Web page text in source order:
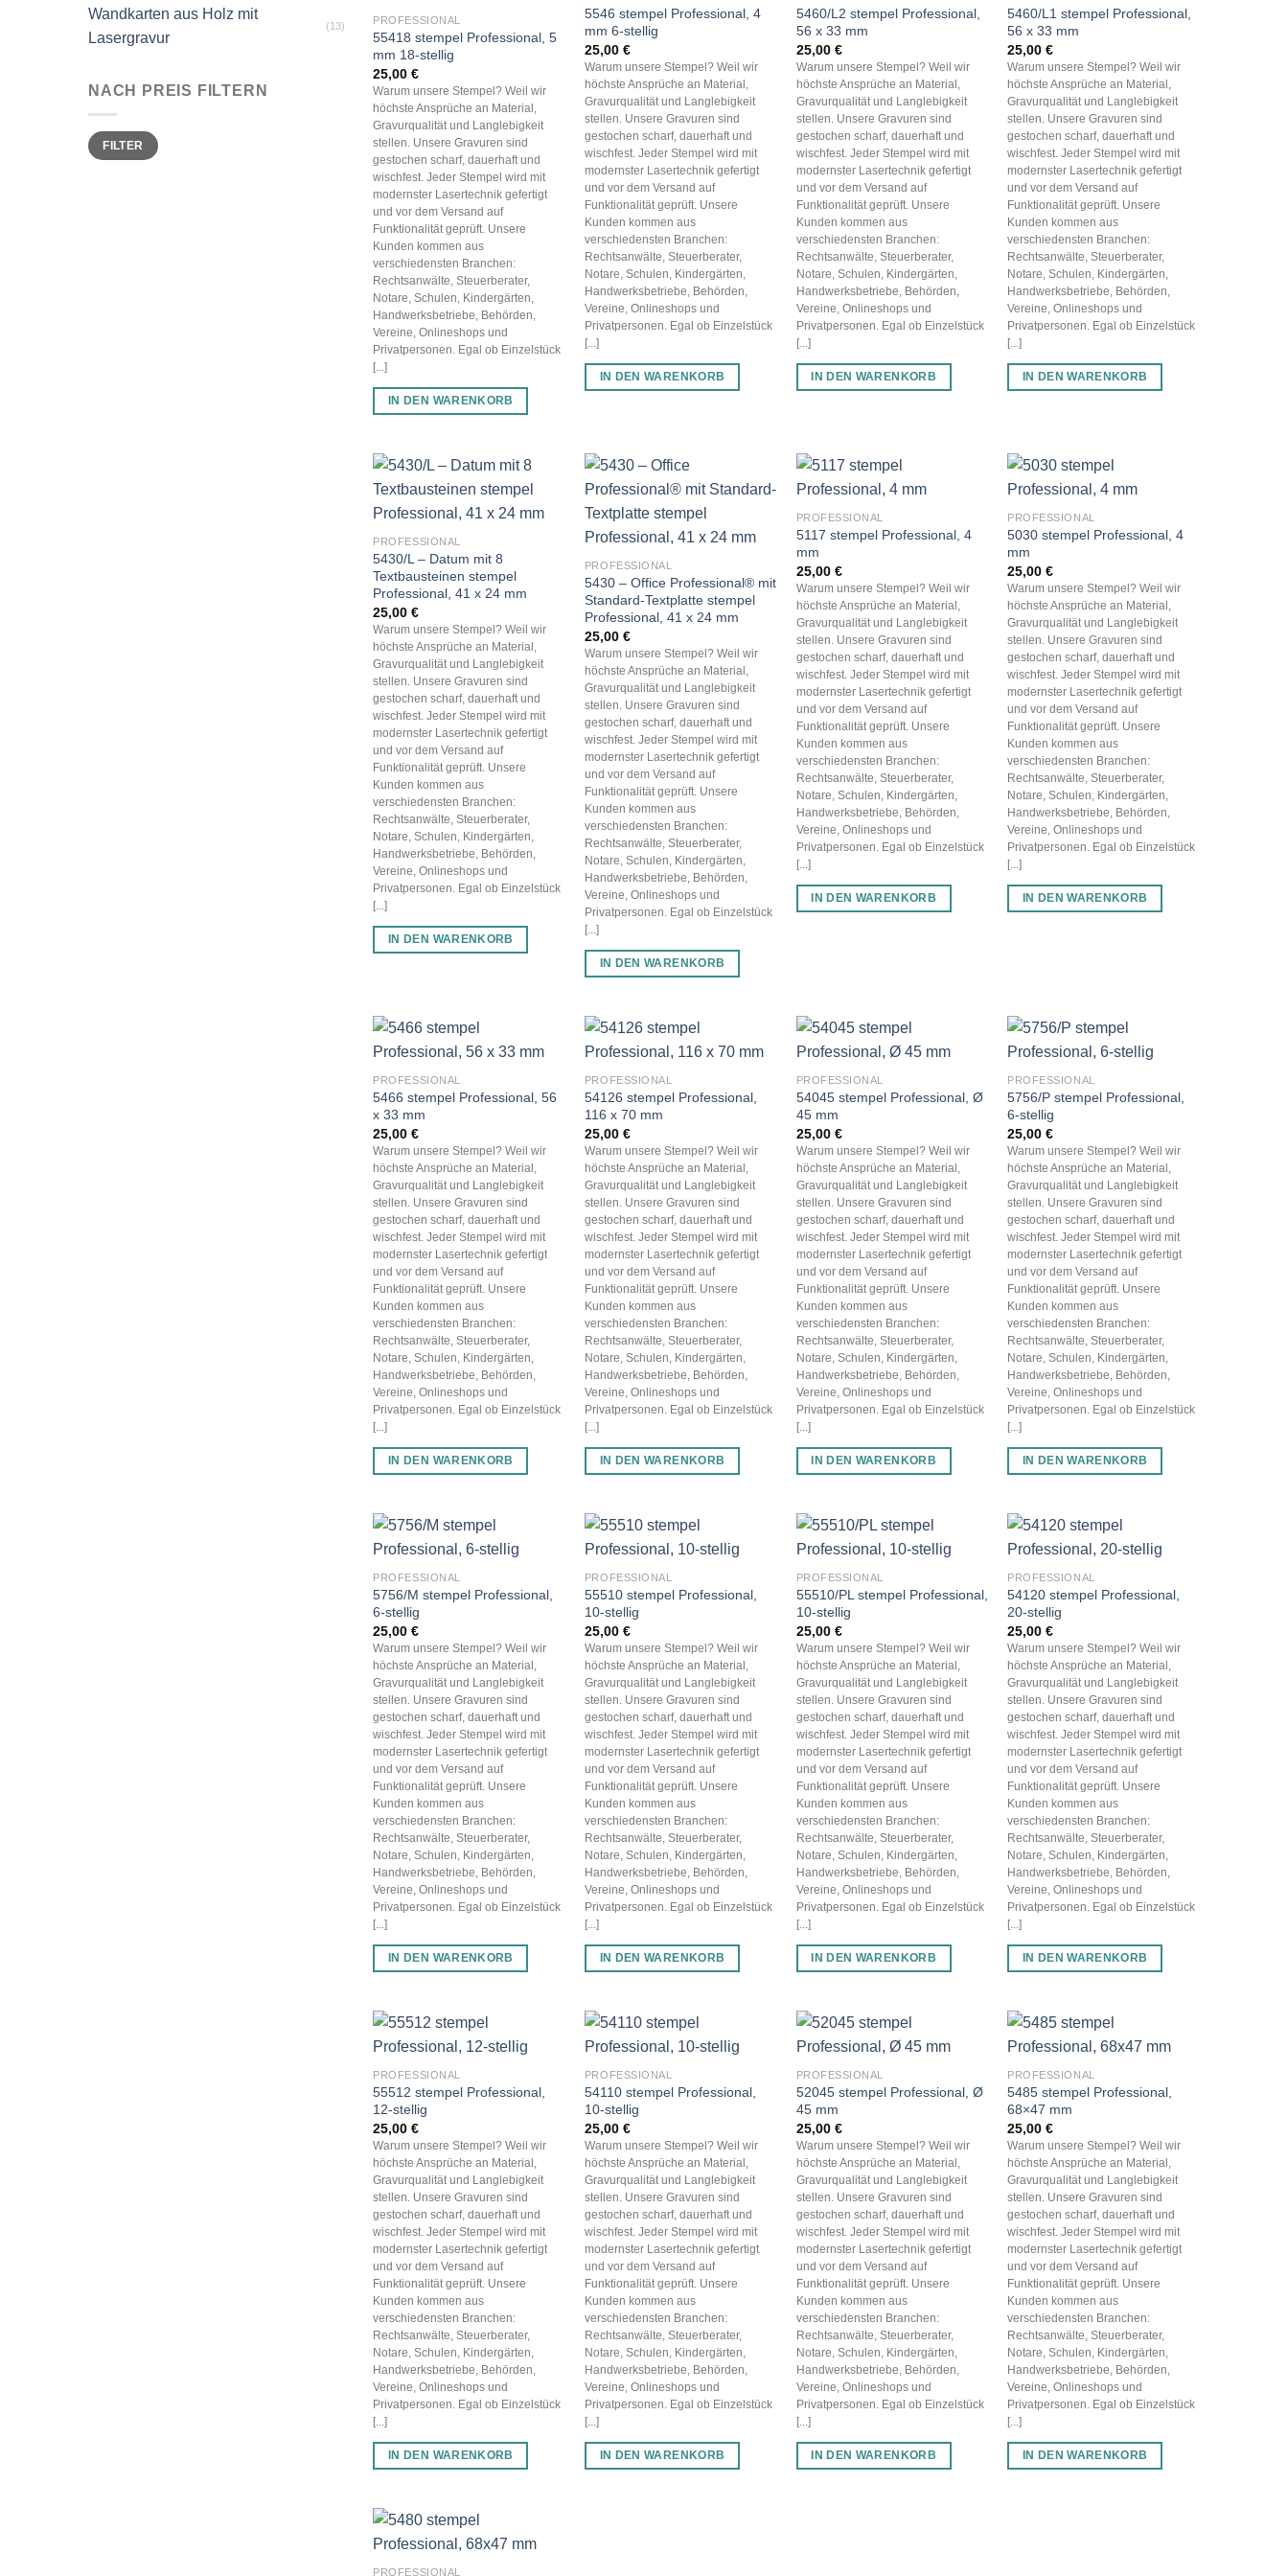
Wandkarten aus Holz mit
Lasergravur
(13)
NACH PREIS FILTERN
Min.
Preis
Max.
PreisFILTER
PROFESSIONAL
55418 stempel Professional, 5
mm 18-stellig
25,00€
Warum unsere Stempel? Weil wir
höchste Ansprüche an Material,
Gravurqualität und Langlebigkeit
stellen. Unsere Gravuren sind
gestochen scharf, dauerhaft und
wischfest. Jeder Stempel wird mit
modernster Lasertechnik gefertigt
und vor dem Versand auf
Funktionalität geprüft. Unsere
Kunden kommen aus
verschiedensten Branchen:
Rechtsanwälte, Steuerberater,
Notare, Schulen, Kindergärten,
Handwerksbetriebe, Behörden,
Vereine, Onlineshops und
Privatpersonen. Egal ob Einzelstück
[...]
IN DEN WARENKORB
5546 stempel Professional, 4
mm 6-stellig
25,00 €
Warum unsere Stempel? Weil wir
höchste Ansprüche an Material,
Gravurqualität und Langlebigkeit
stellen. Unsere Gravuren sind
gestochen scharf, dauerhaft und
wischfest. Jeder Stempel wird mit
modernster Lasertechnik gefertigt
und vor dem Versand auf
Funktionalität geprüft. Unsere
Kunden kommen aus
verschiedensten Branchen:
Rechtsanwälte, Steuerberater,
Notare, Schulen, Kindergärten,
Handwerksbetriebe, Behörden,
Vereine, Onlineshops und
Privatpersonen. Egal ob Einzelstück
[...]
IN DEN WARENKORB
5460/L2 stempel Professional,
56 x 33 mm
25,00 €
Warum unsere Stempel? Weil wir
höchste Ansprüche an Material,
Gravurqualität und Langlebigkeit
stellen. Unsere Gravuren sind
gestochen scharf, dauerhaft und
wischfest. Jeder Stempel wird mit
modernster Lasertechnik gefertigt
und vor dem Versand auf
Funktionalität geprüft. Unsere
Kunden kommen aus
verschiedensten Branchen:
Rechtsanwälte, Steuerberater,
Notare, Schulen, Kindergärten,
Handwerksbetriebe, Behörden,
Vereine, Onlineshops und
Privatpersonen. Egal ob Einzelstück
[...]
IN DEN WARENKORB
5460/L1 stempel Professional,
56 x 33 mm
25,00€
Warum unsere Stempel? Weil wir
höchste Ansprüche an Material,
Gravurqualität und Langlebigkeit
stellen. Unsere Gravuren sind
gestochen scharf, dauerhaft und
wischfest. Jeder Stempel wird mit
modernster Lasertechnik gefertigt
und vor dem Versand auf
Funktionalität geprüft. Unsere
Kunden kommen aus
verschiedensten Branchen:
Rechtsanwälte, Steuerberater,
Notare, Schulen, Kindergärten,
Handwerksbetriebe, Behörden,
Vereine, Onlineshops und
Privatpersonen. Egal ob Einzelstück
[...]
IN DEN WARENKORB
PROFESSIONAL
5430/L – Datum mit 8
Textbausteinen stempel
Professional, 41 x 24 mm
25,00€
Warum unsere Stempel? Weil wir
höchste Ansprüche an Material,
Gravurqualität und Langlebigkeit
stellen. Unsere Gravuren sind
gestochen scharf, dauerhaft und
wischfest. Jeder Stempel wird mit
modernster Lasertechnik gefertigt
und vor dem Versand auf
Funktionalität geprüft. Unsere
Kunden kommen aus
verschiedensten Branchen:
Rechtsanwälte, Steuerberater,
Notare, Schulen, Kindergärten,
Handwerksbetriebe, Behörden,
Vereine, Onlineshops und
Privatpersonen. Egal ob Einzelstück
[...]
IN DEN WARENKORB
PROFESSIONAL
5430 – Office Professional® mit
Standard-Textplatte stempel
Professional, 41 x 24 mm
25,00 €
Warum unsere Stempel? Weil wir
höchste Ansprüche an Material,
Gravurqualität und Langlebigkeit
stellen. Unsere Gravuren sind
gestochen scharf, dauerhaft und
wischfest. Jeder Stempel wird mit
modernster Lasertechnik gefertigt
und vor dem Versand auf
Funktionalität geprüft. Unsere
Kunden kommen aus
verschiedensten Branchen:
Rechtsanwälte, Steuerberater,
Notare, Schulen, Kindergärten,
Handwerksbetriebe, Behörden,
Vereine, Onlineshops und
Privatpersonen. Egal ob Einzelstück
[...]
IN DEN WARENKORB
PROFESSIONAL
5117 stempel Professional, 4
mm
25,00 €
Warum unsere Stempel? Weil wir
höchste Ansprüche an Material,
Gravurqualität und Langlebigkeit
stellen. Unsere Gravuren sind
gestochen scharf, dauerhaft und
wischfest. Jeder Stempel wird mit
modernster Lasertechnik gefertigt
und vor dem Versand auf
Funktionalität geprüft. Unsere
Kunden kommen aus
verschiedensten Branchen:
Rechtsanwälte, Steuerberater,
Notare, Schulen, Kindergärten,
Handwerksbetriebe, Behörden,
Vereine, Onlineshops und
Privatpersonen. Egal ob Einzelstück
[...]
IN DEN WARENKORB
PROFESSIONAL
5030 stempel Professional, 4
mm
25,00€
Warum unsere Stempel? Weil wir
höchste Ansprüche an Material,
Gravurqualität und Langlebigkeit
stellen. Unsere Gravuren sind
gestochen scharf, dauerhaft und
wischfest. Jeder Stempel wird mit
modernster Lasertechnik gefertigt
und vor dem Versand auf
Funktionalität geprüft. Unsere
Kunden kommen aus
verschiedensten Branchen:
Rechtsanwälte, Steuerberater,
Notare, Schulen, Kindergärten,
Handwerksbetriebe, Behörden,
Vereine, Onlineshops und
Privatpersonen. Egal ob Einzelstück
[...]
IN DEN WARENKORB
PROFESSIONAL
5466 stempel Professional, 56
x 33 mm
25,00€
Warum unsere Stempel? Weil wir
höchste Ansprüche an Material,
Gravurqualität und Langlebigkeit
stellen. Unsere Gravuren sind
gestochen scharf, dauerhaft und
wischfest. Jeder Stempel wird mit
modernster Lasertechnik gefertigt
und vor dem Versand auf
Funktionalität geprüft. Unsere
Kunden kommen aus
verschiedensten Branchen:
Rechtsanwälte, Steuerberater,
Notare, Schulen, Kindergärten,
Handwerksbetriebe, Behörden,
Vereine, Onlineshops und
Privatpersonen. Egal ob Einzelstück
[...]
IN DEN WARENKORB
PROFESSIONAL
54126 stempel Professional,
116 x 70 mm
25,00 €
Warum unsere Stempel? Weil wir
höchste Ansprüche an Material,
Gravurqualität und Langlebigkeit
stellen. Unsere Gravuren sind
gestochen scharf, dauerhaft und
wischfest. Jeder Stempel wird mit
modernster Lasertechnik gefertigt
und vor dem Versand auf
Funktionalität geprüft. Unsere
Kunden kommen aus
verschiedensten Branchen:
Rechtsanwälte, Steuerberater,
Notare, Schulen, Kindergärten,
Handwerksbetriebe, Behörden,
Vereine, Onlineshops und
Privatpersonen. Egal ob Einzelstück
[...]
IN DEN WARENKORB
PROFESSIONAL
54045 stempel Professional, Ø
45 mm
25,00 €
Warum unsere Stempel? Weil wir
höchste Ansprüche an Material,
Gravurqualität und Langlebigkeit
stellen. Unsere Gravuren sind
gestochen scharf, dauerhaft und
wischfest. Jeder Stempel wird mit
modernster Lasertechnik gefertigt
und vor dem Versand auf
Funktionalität geprüft. Unsere
Kunden kommen aus
verschiedensten Branchen:
Rechtsanwälte, Steuerberater,
Notare, Schulen, Kindergärten,
Handwerksbetriebe, Behörden,
Vereine, Onlineshops und
Privatpersonen. Egal ob Einzelstück
[...]
IN DEN WARENKORB
PROFESSIONAL
5756/P stempel Professional,
6-stellig
25,00€
Warum unsere Stempel? Weil wir
höchste Ansprüche an Material,
Gravurqualität und Langlebigkeit
stellen. Unsere Gravuren sind
gestochen scharf, dauerhaft und
wischfest. Jeder Stempel wird mit
modernster Lasertechnik gefertigt
und vor dem Versand auf
Funktionalität geprüft. Unsere
Kunden kommen aus
verschiedensten Branchen:
Rechtsanwälte, Steuerberater,
Notare, Schulen, Kindergärten,
Handwerksbetriebe, Behörden,
Vereine, Onlineshops und
Privatpersonen. Egal ob Einzelstück
[...]
IN DEN WARENKORB
PROFESSIONAL
5756/M stempel Professional,
6-stellig
25,00€
Warum unsere Stempel? Weil wir
höchste Ansprüche an Material,
Gravurqualität und Langlebigkeit
stellen. Unsere Gravuren sind
gestochen scharf, dauerhaft und
wischfest. Jeder Stempel wird mit
modernster Lasertechnik gefertigt
und vor dem Versand auf
Funktionalität geprüft. Unsere
Kunden kommen aus
verschiedensten Branchen:
Rechtsanwälte, Steuerberater,
Notare, Schulen, Kindergärten,
Handwerksbetriebe, Behörden,
Vereine, Onlineshops und
Privatpersonen. Egal ob Einzelstück
[...]
IN DEN WARENKORB
PROFESSIONAL
55510 stempel Professional,
10-stellig
25,00 €
Warum unsere Stempel? Weil wir
höchste Ansprüche an Material,
Gravurqualität und Langlebigkeit
stellen. Unsere Gravuren sind
gestochen scharf, dauerhaft und
wischfest. Jeder Stempel wird mit
modernster Lasertechnik gefertigt
und vor dem Versand auf
Funktionalität geprüft. Unsere
Kunden kommen aus
verschiedensten Branchen:
Rechtsanwälte, Steuerberater,
Notare, Schulen, Kindergärten,
Handwerksbetriebe, Behörden,
Vereine, Onlineshops und
Privatpersonen. Egal ob Einzelstück
[...]
IN DEN WARENKORB
PROFESSIONAL
55510/PL stempel Professional,
10-stellig
25,00 €
Warum unsere Stempel? Weil wir
höchste Ansprüche an Material,
Gravurqualität und Langlebigkeit
stellen. Unsere Gravuren sind
gestochen scharf, dauerhaft und
wischfest. Jeder Stempel wird mit
modernster Lasertechnik gefertigt
und vor dem Versand auf
Funktionalität geprüft. Unsere
Kunden kommen aus
verschiedensten Branchen:
Rechtsanwälte, Steuerberater,
Notare, Schulen, Kindergärten,
Handwerksbetriebe, Behörden,
Vereine, Onlineshops und
Privatpersonen. Egal ob Einzelstück
[...]
IN DEN WARENKORB
PROFESSIONAL
54120 stempel Professional,
20-stellig
25,00€
Warum unsere Stempel? Weil wir
höchste Ansprüche an Material,
Gravurqualität und Langlebigkeit
stellen. Unsere Gravuren sind
gestochen scharf, dauerhaft und
wischfest. Jeder Stempel wird mit
modernster Lasertechnik gefertigt
und vor dem Versand auf
Funktionalität geprüft. Unsere
Kunden kommen aus
verschiedensten Branchen:
Rechtsanwälte, Steuerberater,
Notare, Schulen, Kindergärten,
Handwerksbetriebe, Behörden,
Vereine, Onlineshops und
Privatpersonen. Egal ob Einzelstück
[...]
IN DEN WARENKORB
PROFESSIONAL
55512 stempel Professional,
12-stellig
25,00€
Warum unsere Stempel? Weil wir
höchste Ansprüche an Material,
Gravurqualität und Langlebigkeit
stellen. Unsere Gravuren sind
gestochen scharf, dauerhaft und
wischfest. Jeder Stempel wird mit
modernster Lasertechnik gefertigt
und vor dem Versand auf
Funktionalität geprüft. Unsere
Kunden kommen aus
verschiedensten Branchen:
Rechtsanwälte, Steuerberater,
Notare, Schulen, Kindergärten,
Handwerksbetriebe, Behörden,
Vereine, Onlineshops und
Privatpersonen. Egal ob Einzelstück
[...]
IN DEN WARENKORB
PROFESSIONAL
54110 stempel Professional,
10-stellig
25,00 €
Warum unsere Stempel? Weil wir
höchste Ansprüche an Material,
Gravurqualität und Langlebigkeit
stellen. Unsere Gravuren sind
gestochen scharf, dauerhaft und
wischfest. Jeder Stempel wird mit
modernster Lasertechnik gefertigt
und vor dem Versand auf
Funktionalität geprüft. Unsere
Kunden kommen aus
verschiedensten Branchen:
Rechtsanwälte, Steuerberater,
Notare, Schulen, Kindergärten,
Handwerksbetriebe, Behörden,
Vereine, Onlineshops und
Privatpersonen. Egal ob Einzelstück
[...]
IN DEN WARENKORB
PROFESSIONAL
52045 stempel Professional, Ø
45 mm
25,00 €
Warum unsere Stempel? Weil wir
höchste Ansprüche an Material,
Gravurqualität und Langlebigkeit
stellen. Unsere Gravuren sind
gestochen scharf, dauerhaft und
wischfest. Jeder Stempel wird mit
modernster Lasertechnik gefertigt
und vor dem Versand auf
Funktionalität geprüft. Unsere
Kunden kommen aus
verschiedensten Branchen:
Rechtsanwälte, Steuerberater,
Notare, Schulen, Kindergärten,
Handwerksbetriebe, Behörden,
Vereine, Onlineshops und
Privatpersonen. Egal ob Einzelstück
[...]
IN DEN WARENKORB
PROFESSIONAL
5485 stempel Professional,
68×47 mm
25,00€
Warum unsere Stempel? Weil wir
höchste Ansprüche an Material,
Gravurqualität und Langlebigkeit
stellen. Unsere Gravuren sind
gestochen scharf, dauerhaft und
wischfest. Jeder Stempel wird mit
modernster Lasertechnik gefertigt
und vor dem Versand auf
Funktionalität geprüft. Unsere
Kunden kommen aus
verschiedensten Branchen:
Rechtsanwälte, Steuerberater,
Notare, Schulen, Kindergärten,
Handwerksbetriebe, Behörden,
Vereine, Onlineshops und
Privatpersonen. Egal ob Einzelstück
[...]
IN DEN WARENKORB
PROFESSIONAL